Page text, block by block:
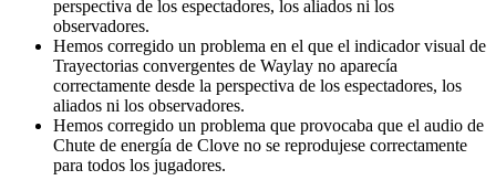
perspectiva de los espectadores, los aliados ni los
observadores.
Hemos corregido un problema en el que el indicador visual de
Trayectorias convergentes de Waylay no aparecía
correctamente desde la perspectiva de los espectadores, los
aliados ni los observadores.
Hemos corregido un problema que provocaba que el audio de
Chute de energía de Clove no se reprodujese correctamente
para todos los jugadores.